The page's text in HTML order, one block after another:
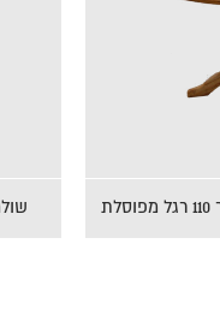
שולחן